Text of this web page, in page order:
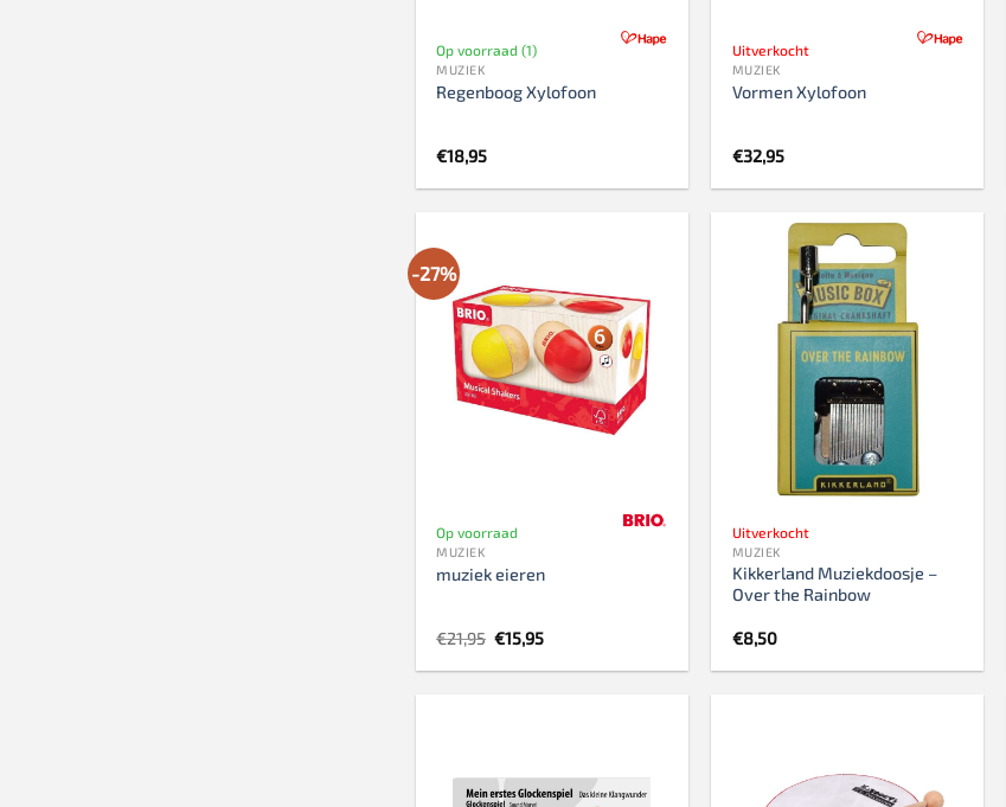
Op voorraad (1)
MUZIEK
Regenboog Xylofoon
€18,95
Uitverkocht
MUZIEK
Vormen Xylofoon
€32,95
-27%
Op voorraad
MUZIEK
muziek eieren
€21,95 Oorspronkelijke
prijs
was:
€15,95Huidige
is:
Uitverkocht
MUZIEK
Kikkerland Muziekdoosje –
Over the Rainbow
€8,50